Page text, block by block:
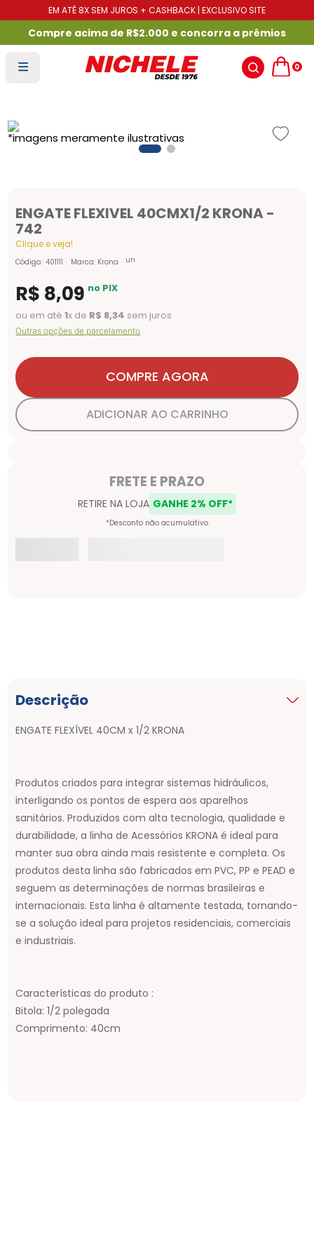
EM ATÉ 8X SEM JUROS + CASHBACK | EXCLUSIVO SITE
Compre acima de R$2.000 e concorra a prêmios
0
ENGATE FLEXIVEL 40CMX1/2 KRONA -
742
Clique e veja!
Código: 401111 Marca: Krona un
R$ 8,09 no PIX
ou em até1x de R$ 8,34 sem juros
Outras opções de parcelamento
COMPRE AGORA
ADICIONAR AO CARRINHO
Descrição
ENGATE FLEXÍVEL 40CM x 1/2 KRONA
Produtos criados para integrar sistemas hidráulicos,
interligando os pontos de espera aos aparelhos
sanitários. Produzidos com alta tecnologia, qualidade e
durabilidade, a linha de Acessórios KRONA é ideal para
manter sua obra ainda mais resistente e completa. Os
produtos desta linha são fabricados em PVC, PP e PEAD e
seguem as determinações de normas brasileiras e
internacionais. Esta linha é altamente testada, tornando-
se a solução ideal para projetos residenciais, comerciais
e industriais.
Características do produto :
Bitola: 1/2 polegada
Comprimento: 40cm